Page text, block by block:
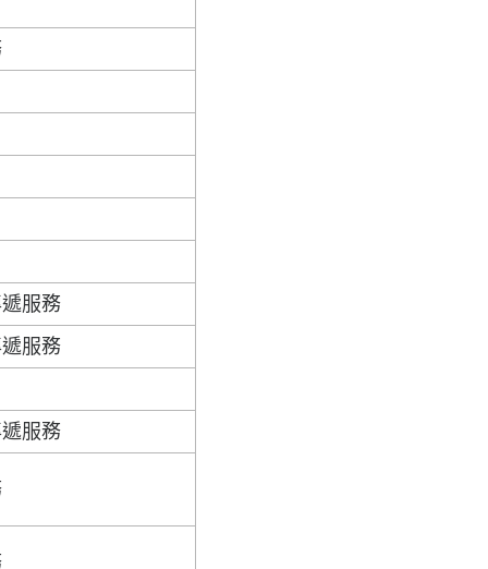
服務
服務
服務